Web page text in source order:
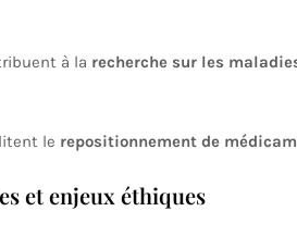
à la recherche sur les
le repositionnement de
et enjeux éthiques